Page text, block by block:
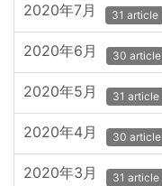
2020年7月 31 article
2020年6月 30 article
2020年5月 31 article
2020年4月 30 article
2020年3月 31 article